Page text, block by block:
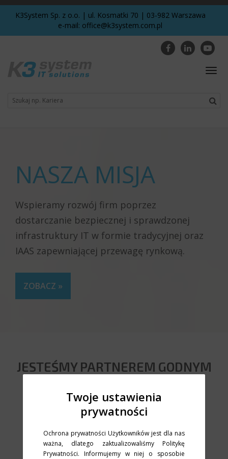
Twoje ustawienia
prywatności
Ochrona prywatności Użytkowników jest dla nas
ważna, dlatego zaktualizowaliśmy Politykę
Prywatności. Informujemy w niej o sposobie
K3System Sp. z o.o. | ul. Kosmatki 70 | 03-982 Warszawa
e-mail: office@k3system.com.pl
NASZA MISJA
Wspieramy rozwój firm poprzez
dostarczanie bezpiecznej i sprawdzonej
infrastruktury IT w formie tradycyjnej oraz
IAAS zapewniającej przewagę rynkową.
ZOBACZ »
JESTEŚMY PARTNEREM GODNYM